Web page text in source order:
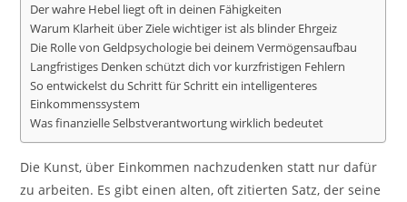
Der wahre Hebel liegt oft in deinen Fähigkeiten
Warum Klarheit über Ziele wichtiger ist als blinder Ehrgeiz
Die Rolle von Geldpsychologie bei deinem Vermögensaufbau
Langfristiges Denken schützt dich vor kurzfristigen Fehlern
So entwickelst du Schritt für Schritt ein intelligenteres
Einkommenssystem
Was finanzielle Selbstverantwortung wirklich bedeutet
Die Kunst, über Einkommen nachzudenken statt nur dafür
zu arbeiten. Es gibt einen alten, oft zitierten Satz, der seine